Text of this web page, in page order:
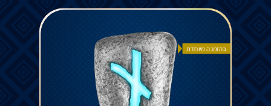
בהזמנה מיוחדת